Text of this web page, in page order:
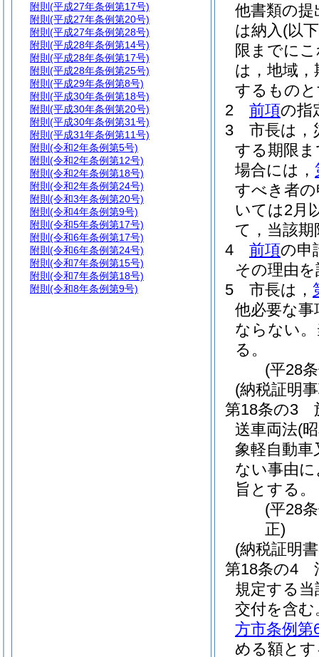
他書類の提
は納入(以
限までに
は，地域
するもの
2
前項の指
3
市長は，
する期限
場合には，
すべき者
いては2月
て，当該
4
前項の申
その理由
5
市長は，
他必要な
ならない。
る。
(平28
(納税証明
第18条の3
送車両法(
象軽自動
ない事由
旨とする。
(平28
正)
(納税証明
第18条の4
規定する
交付を含む
方市条例第
める額と
附則 (平成27年条例第17号)
附則 (平成27年条例第20号)
附則 (平成27年条例第28号)
附則 (平成28年条例第14号)
附則 (平成28年条例第17号)
附則 (平成28年条例第25号)
附則 (平成29年条例第8号)
附則 (平成30年条例第18号)
附則 (平成30年条例第20号)
附則 (平成30年条例第31号)
附則 (平成31年条例第11号)
附則 (令和2年条例第5号)
附則 (令和2年条例第12号)
附則 (令和2年条例第18号)
附則 (令和2年条例第24号)
附則 (令和3年条例第20号)
附則 (令和4年条例第9号)
附則 (令和5年条例第17号)
附則 (令和6年条例第17号)
附則 (令和6年条例第24号)
附則 (令和7年条例第15号)
附則 (令和7年条例第18号)
附則 (令和8年条例第9号)